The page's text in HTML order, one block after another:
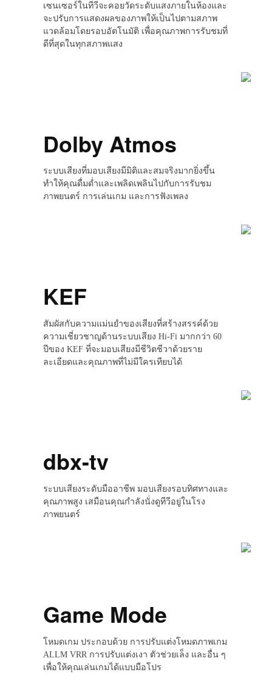
เซนเซอร์ในทีวีจะคอยวัดระดับแสงภายในห้องและ
จะปรับการแสดงผลของภาพให้เป็นไปตามสภาพ
แวดล้อมโดยรอบอัตโนมัติ เพื่อคุณภาพการรับชมที่
ดีที่สุดในทุกสภาพแสง
Dolby Atmos
ระบบเสียงที่มอบเสียงมีมิติและสมจริงมากยิ่งขึ้น
ทำให้คุณดื่มด่ำและเพลิดเพลินไปกับการรับชม
ภาพยนตร์ การเล่นเกม และการฟังเพลง
KEF
สัมผัสกับความแม่นยำของเสียงที่สร้างสรรค์ด้วย
ความเชี่ยวชาญด้านระบบเสียง Hi-Fi มากกว่า 60
ปีของ KEF ที่จะมอบเสียงมีชีวิตชีวาด้วยราย
ละเอียดและคุณภาพที่ไม่มีใครเทียบได้
dbx-tv
ระบบเสียงระดับมืออาชีพ มอบเสียงรอบทิศทางและ
คุณภาพสูง เสมือนคุณกำลังนั่งดูทีวีอยู่ในโรง
ภาพยนตร์
Game Mode
โหมดเกม ประกอบด้วย การปรับแต่งโหมดภาพเกม
ALLM VRR การปรับแต่งเงา ตัวช่วยเล็ง และอื่น ๆ
เพื่อให้คุณเล่นเกมได้แบบมือโปร